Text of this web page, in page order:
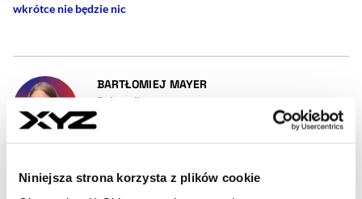
Niniejsza strona korzysta z plików cookie
wkrótce nie będzie nic
BARTŁOMIEJ MAYER- AUTOR ARTYKUŁU - PROFIL
Dziennikarz
Z wykształcenia jestem psychologiem, z wyboru
dostarczał Czytelnikom i Słuchaczom ważnych i